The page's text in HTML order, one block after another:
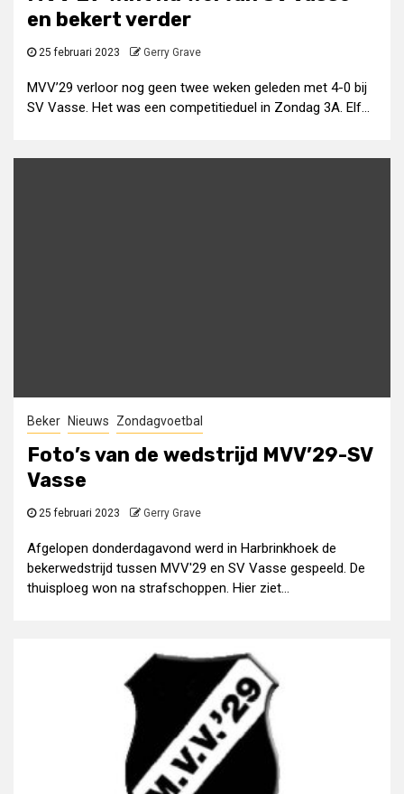
en bekert verder
25 februari 2023 Gerry Grave
MVV’29 verloor nog geen twee weken geleden met 4-0 bij
SV Vasse. Het was een competitieduel in Zondag 3A. Elf...
Beker Nieuws Zondagvoetbal
Foto’s van de wedstrijd MVV’29-SV
Vasse
25 februari 2023 Gerry Grave
Afgelopen donderdagavond werd in Harbrinkhoek de
bekerwedstrijd tussen MVV'29 en SV Vasse gespeeld. De
thuisploeg won na strafschoppen. Hier ziet...